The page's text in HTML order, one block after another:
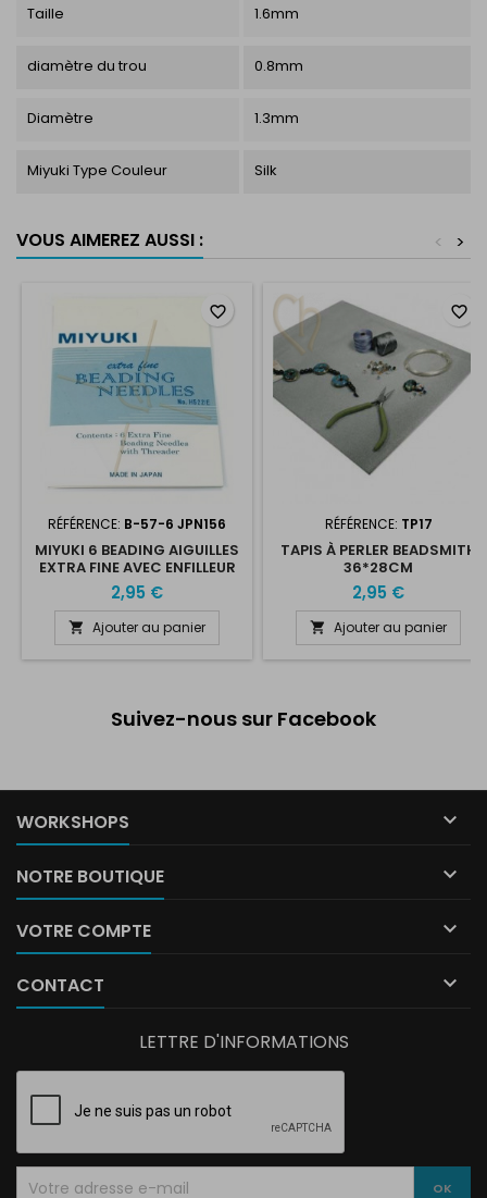
Taille 1.6mm
diamètre du trou 0.8mm
Diamètre 1.3mm
Miyuki Type Couleur Silk
VOUS AIMEREZ AUSSI : >
<
RÉFÉRENCE: B-57-6 JPN156
MIYUKI 6 BEADING AIGUILLES
EXTRA FINE AVEC ENFILLEUR
2,95 €
 Ajouter au panier
favorite_border
RÉFÉRENCE: TP17
TAPIS À PERLER BEADSMITH
36*28CM
2,95 €
 Ajouter au panier
favorite_border
Suivez-nous sur Facebook
WORKSHOPS 
NOTRE BOUTIQUE 
VOTRE COMPTE 
CONTACT 
LETTRE D'INFORMATIONS